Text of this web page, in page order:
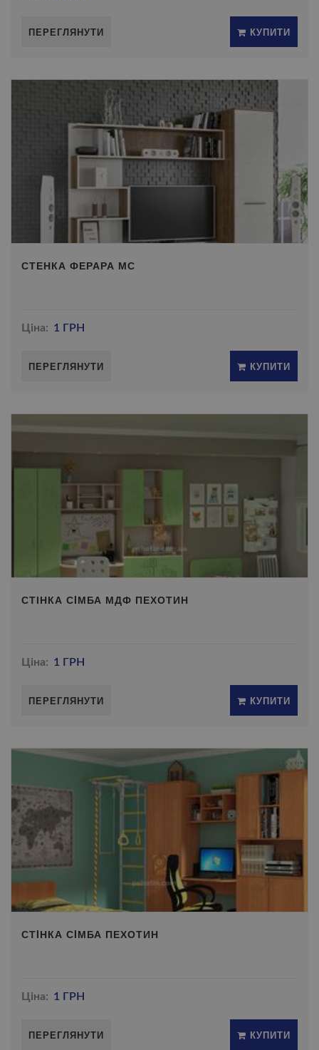
ПЕРЕГЛЯНУТИ КУПИТИ
СТЕНКА ФЕРАРА МС
Ціна: 1 ГРН
ПЕРЕГЛЯНУТИ КУПИТИ
СТІНКА СIМБА МДФ ПЕХОТИН
Ціна: 1 ГРН
ПЕРЕГЛЯНУТИ КУПИТИ
СТIНКА СIМБА ПЕХОТИН
Ціна: 1 ГРН
ПЕРЕГЛЯНУТИ КУПИТИ